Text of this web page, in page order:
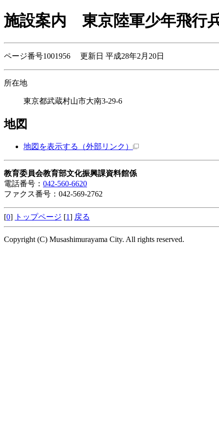
施設案内 東京陸軍少年飛行
ページ番号1001956 更新日 平成28年2月20日
所在地
東京都武蔵村山市大南3-29-6
地図
地図を表示する （外部リンク）
教育委員会教育部文化振興課資料館係
電話番号： 042-560-6620
ファクス番号：042-569-2762
[0] トップページ [1] 戻る
Copyright (C) Musashimurayama City. All rights reserved.